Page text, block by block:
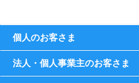
個人のお客さま
法人・個人事業主のお客さま